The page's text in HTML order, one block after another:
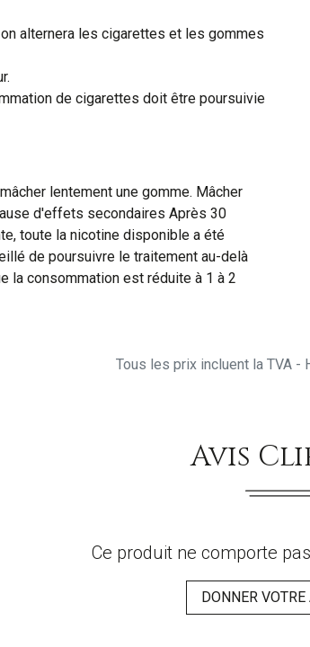
alternera les cigarettes et les gommes
de cigarettes doit être poursuivie
lentement une gomme. Mâcher
d'effets secondaires Après 30
toute la nicotine disponible a été
de poursuivre le traitement au-delà
la consommation est réduite à 1 à 2
Tous les prix incluent la TVA -
Avis
Ce produit ne comporte
DONNER VOTRE